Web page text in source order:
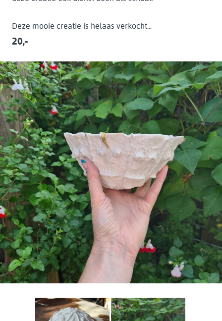
Deze mooie creatie is helaas verkocht...
20,-